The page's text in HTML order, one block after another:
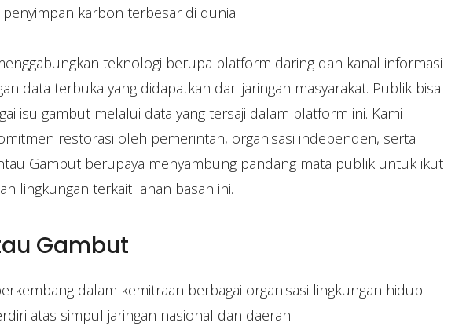
karbon terbesar di dunia.
teknologi berupa platform daring dan kanal informasi
data terbuka yang didapatkan dari jaringan masyarakat. Publik bisa
isu gambut melalui data yang tersaji dalam platform ini. Kami
restorasi oleh pemerintah, organisasi independen, serta
Gambut berupaya menyambung pandang mata publik untuk ikut
lingkungan terkait lahan basah ini.
Gambut
dalam kemitraan berbagai organisasi lingkungan hidup.
atas simpul jaringan nasional dan daerah.